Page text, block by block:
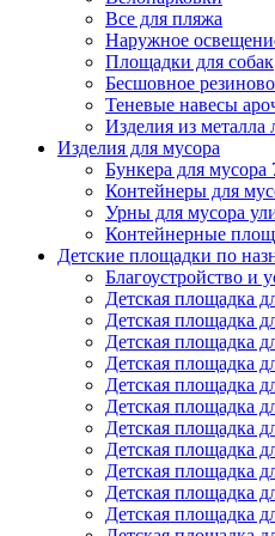
Все для пляжа
Наружное
Площадки для собак
Бесшовное
Теневые навесы
Изделия из
Изделия для мусора
Бункера для
Контейнеры для
Урны для мусора
Контейнерные
Детские площадки по
Благоустройство и
Детская площадка
Детская площадка
Детская площадка
Детская площадка
Детская площадка
Детская площадка
Детская площадка
Детская площадка
Детская площадка
Детская площадка
Детская площадка